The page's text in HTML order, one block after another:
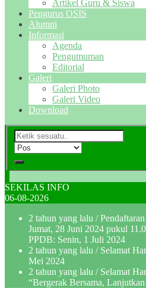
Artikel Guru & Siswa
Pengurus OSIS
Alumni
Informasi
Agenda
Pengumuman
Editorial
Galeri
Galeri Photo
Galeri Video
Download
SEKILAS INFO
06-08-2026
2 tahun yang lalu /
Jumat, 28 Juni 2024 pukul
PPDB: Senin, 1 Juli 2024
2 tahun yang lalu / Selamat
Mei 2024
2 tahun yang lalu / Selamat
“Bergerak Bersama,